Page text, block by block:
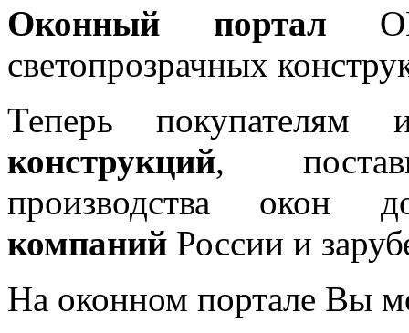
Оконный портал
светопрозрачных
Теперь покупателям
конструкций,
производства окон
компаний России и
На оконном портале Вы